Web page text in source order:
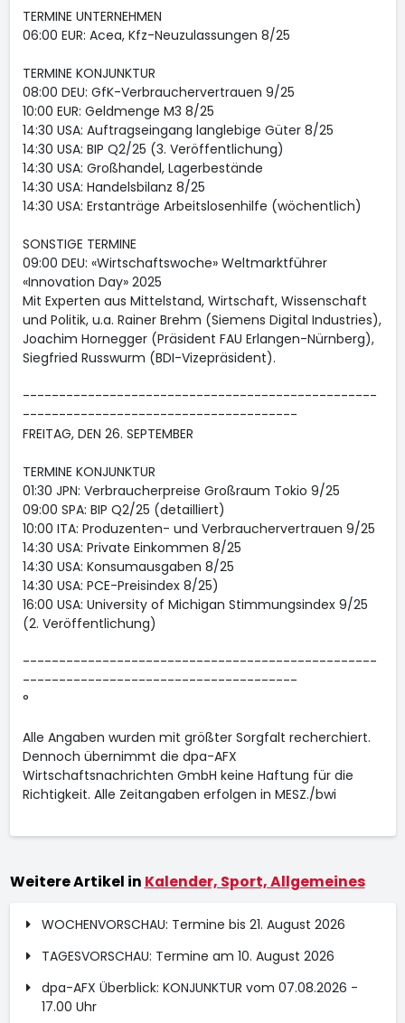
TERMINE UNTERNEHMEN
06:00 EUR: Acea, Kfz-Neuzulassungen 8/25
TERMINE KONJUNKTUR
08:00 DEU: GfK-Verbrauchervertrauen 9/25
10:00 EUR: Geldmenge M3 8/25
14:30 USA: Auftragseingang langlebige Güter 8/25
14:30 USA: BIP Q2/25 (3. Veröffentlichung)
14:30 USA: Großhandel, Lagerbestände
14:30 USA: Handelsbilanz 8/25
14:30 USA: Erstanträge Arbeitslosenhilfe (wöchentlich)
SONSTIGE TERMINE
09:00 DEU: «Wirtschaftswoche» Weltmarktführer
«Innovation Day» 2025
Mit Experten aus Mittelstand, Wirtschaft, Wissenschaft
und Politik, u.a. Rainer Brehm (Siemens Digital Industries),
Joachim Hornegger (Präsident FAU Erlangen-Nürnberg),
Siegfried Russwurm (BDI-Vizepräsident).
-------------------------------------------------
--------------------------------------
FREITAG, DEN 26. SEPTEMBER
TERMINE KONJUNKTUR
01:30 JPN: Verbraucherpreise Großraum Tokio 9/25
09:00 SPA: BIP Q2/25 (detailliert)
10:00 ITA: Produzenten- und Verbrauchervertrauen 9/25
14:30 USA: Private Einkommen 8/25
14:30 USA: Konsumausgaben 8/25
14:30 USA: PCE-Preisindex 8/25)
16:00 USA: University of Michigan Stimmungsindex 9/25
(2. Veröffentlichung)
-------------------------------------------------
--------------------------------------
°
Alle Angaben wurden mit größter Sorgfalt recherchiert.
Dennoch übernimmt die dpa-AFX
Wirtschaftsnachrichten GmbH keine Haftung für die
Richtigkeit. Alle Zeitangaben erfolgen in MESZ./bwi
Weitere Artikel in Kalender, Sport, Allgemeines
WOCHENVORSCHAU: Termine bis 21. August 2026
TAGESVORSCHAU: Termine am 10. August 2026
dpa-AFX Überblick: KONJUNKTUR vom 07.08.2026 -
17.00 Uhr